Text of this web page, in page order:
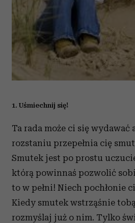
1. Uśmiechnij się!
Ta rada może ci się wydawać
rozstaniu przepełnia cię
Smutek jest po prostu
którą powinnaś pozwolić
to w pełni! Niech pochłonie
Kiedy smutek wstrząśnie
rozmyślaj już o nim. Tylko